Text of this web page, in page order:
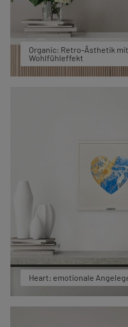
Organic: Retro-Ästhetik mit
Wohlfühleffekt
Heart: emotionale